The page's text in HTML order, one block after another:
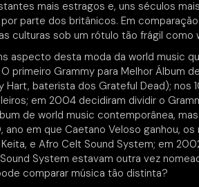
mais estragos e, uns séculos
parte dos britânicos. Em
culturas sob um rótulo tão frágil como
aspecto desta moda da world music
primeiro Grammy para Melhor Álbum
Hart, baterista dos Grateful Dead); nos
em 2004 decidiram dividir o
de world music contemporânea,
em que Caetano Veloso ganhou,
Keita, e Afro Celt Sound System; em
System estavam outra vez
comparar música tão distinta?